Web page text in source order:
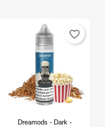
Anteprima
Dreamods - Dark -
favorite_border